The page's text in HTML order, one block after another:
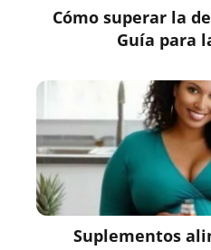
Cómo superar la
Guía para
Suplementos